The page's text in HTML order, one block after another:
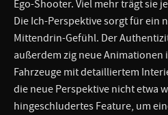
Ego-Shooter. Viel mehr trägt sie
Die Ich-Perspektive sorgt für ein
Mittendrin-Gefühl. Der
außerdem zig neue
Fahrzeuge mit detailliertem
die neue Perspektive nicht etwa
hingeschludertes Feature, um